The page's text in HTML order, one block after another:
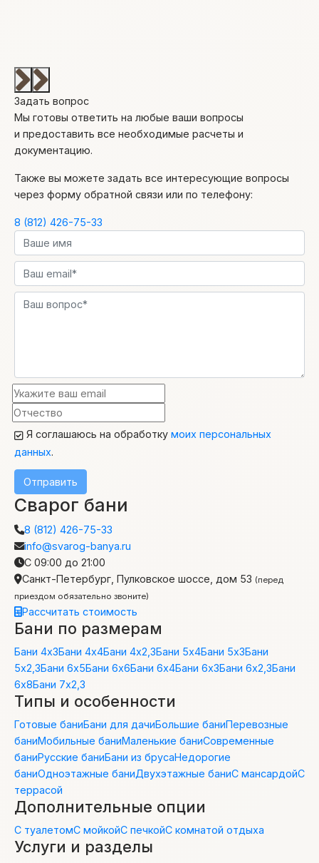
Задать вопрос
Мы готовы ответить на любые ваши вопросы
и предоставить все необходимые расчеты и
документацию.
Также вы можете задать все интересующие вопросы
через форму обратной связи или по телефону:
8 (812) 426-75-33
Я соглашаюсь на обработку моих персональных
данных.
Отправить
Сварог бани
8 (812) 426-75-33
info@svarog-banya.ru
C 09:00 до 21:00
Санкт-Петербург, Пулковское шоссе, дом 53 (перед
приездом обязательно звоните)
Рассчитать стоимость
Бани по размерам
Бани 4х3Бани 4х4Бани 4х2,3Бани 5х4Бани 5х3Бани
5х2,3Бани 6х5Бани 6х6Бани 6х4Бани 6х3Бани 6х2,3Бани
6х8Бани 7х2,3
Типы и особенности
Готовые баниБани для дачиБольшие баниПеревозные
баниМобильные баниМаленькие баниСовременные
баниРусские баниБани из брусаНедорогие
баниОдноэтажные баниДвухэтажные баниС мансардойС
террасой
Дополнительные опции
С туалетомС мойкойС печкойС комнатой отдыха
Услуги и разделы